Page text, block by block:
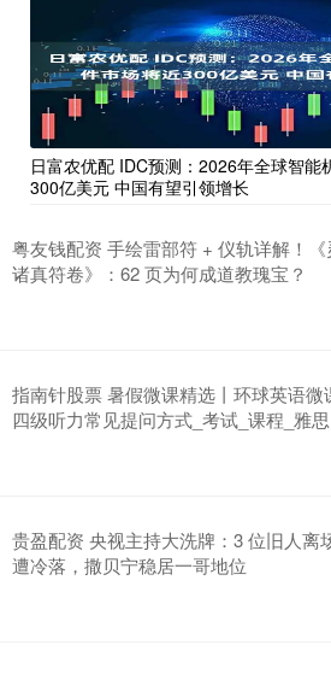
日富农优配 IDC预测：2026年全球智能
300亿美元 中国有望引领增长
粤友钱配资 手绘雷部符 + 仪轨详解！《
诸真符卷》：62 页为何成道教瑰宝？
指南针股票 暑假微课精选丨环球英语微
四级听力常见提问方式_考试_课程_雅思
贵盈配资 央视主持大洗牌：3 位旧人离
遭冷落，撒贝宁稳居一哥地位